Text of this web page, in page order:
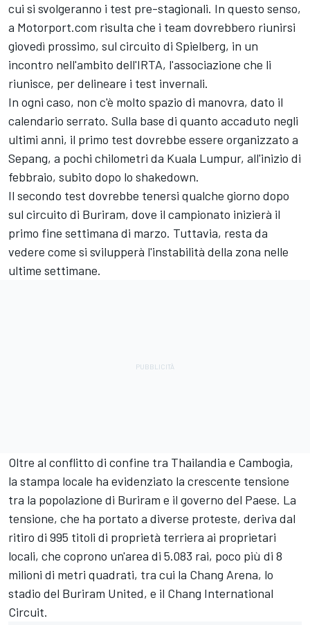
cui si svolgeranno i test pre-stagionali. In questo senso,
a Motorport.com risulta che i team dovrebbero riunirsi
giovedì prossimo, sul circuito di Spielberg, in un
incontro nell'ambito dell'IRTA, l'associazione che li
riunisce, per delineare i test invernali.
In ogni caso, non c'è molto spazio di manovra, dato il
calendario serrato. Sulla base di quanto accaduto negli
ultimi anni, il primo test dovrebbe essere organizzato a
Sepang, a pochi chilometri da Kuala Lumpur, all'inizio di
febbraio, subito dopo lo shakedown.
Il secondo test dovrebbe tenersi qualche giorno dopo
sul circuito di Buriram, dove il campionato inizierà il
primo fine settimana di marzo. Tuttavia, resta da
vedere come si svilupperà l'instabilità della zona nelle
ultime settimane.
Oltre al conflitto di confine tra Thailandia e Cambogia,
la stampa locale ha evidenziato la crescente tensione
tra la popolazione di Buriram e il governo del Paese. La
tensione, che ha portato a diverse proteste, deriva dal
ritiro di 995 titoli di proprietà terriera ai proprietari
locali, che coprono un'area di 5.083 rai, poco più di 8
milioni di metri quadrati, tra cui la Chang Arena, lo
stadio del Buriram United, e il Chang International
Circuit.